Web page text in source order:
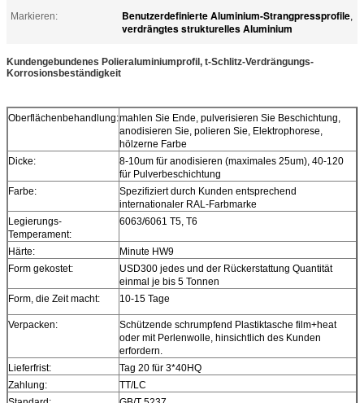
Markieren:
Benutzerdefinierte Aluminium-Strangpressprofile,
verdrängtes strukturelles Aluminium
Kundengebundenes Polieraluminiumprofil, t-Schlitz-Verdrängungs-
Korrosionsbeständigkeit
Oberflächenbehandlung:mahlen Sie Ende, pulverisieren Sie Beschichtung,
anodisieren Sie, polieren Sie, Elektrophorese,
hölzerne Farbe
Dicke:
8-10um für anodisieren (maximales 25um), 40-120
für Pulverbeschichtung
Farbe:
Spezifiziert durch Kunden entsprechend
internationaler RAL-Farbmarke
Legierungs-
Temperament:
6063/6061 T5, T6
Härte:
Minute HW9
Form gekostet:
USD300 jedes und der Rückerstattung Quantität
einmal je bis 5 Tonnen
Form, die Zeit macht:
10-15 Tage
Verpacken:
Schützende schrumpfend Plastiktasche film+heat
oder mit Perlenwolle, hinsichtlich des Kunden
erfordern.
Lieferfrist:
Tag 20 für 3*40HQ
Zahlung:
TT/LC